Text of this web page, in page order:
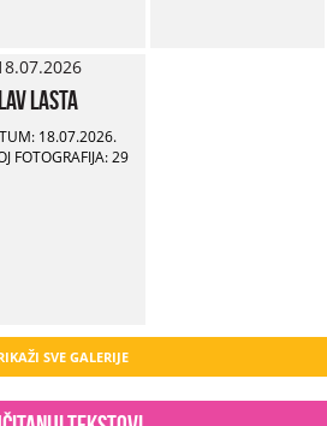
Lasta
18.07.2026.
FOTOGRAFIJA: 29
SVE GALERIJE